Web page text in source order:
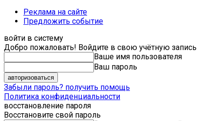
Реклама на сайте
Предложить событие
войти в систему
Добро пожаловать! Войдите в свою учётную запись
Ваше имя пользователя
Ваш пароль
Забыли пароль? получить помощь
Политика конфиденциальности
восстановление пароля
Восстановите свой пароль